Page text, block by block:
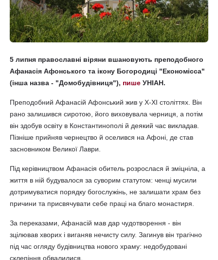
5 липня православні віряни вшановують преподобного
Афанасія Афонського та ікону Богородиці "Економісса"
(інша назва - "Домобудівниця"), пише УНІАН.
Преподобний Афанасій Афонський жив у X-XI століттях. Він
рано залишився сиротою, його виховувала черниця, а потім
він здобув освіту в Константинополі й деякий час викладав.
Пізніше прийняв чернецтво й оселився на Афоні, де став
засновником Великої Лаври.
Під керівництвом Афанасія обитель розрослася й зміцніла, а
життя в ній будувалося за суворим статутом: ченці мусили
дотримуватися порядку богослужінь, не залишати храм без
причини та присвячувати себе праці на благо монастиря.
За переказами, Афанасій мав дар чудотворення - він
зцілював хворих і виганяв нечисту силу. Загинув він трагічно
під час огляду будівництва нового храму: недобудовані
склепіння обвалилися.